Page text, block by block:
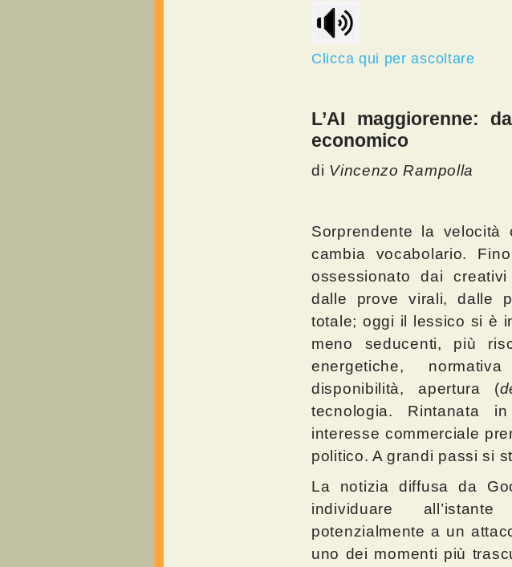
Clicca qui per ascoltare
L’AI maggiorenne:
economico
di Vincenzo Rampolla
Sorprendente la velocità
cambia vocabolario.
ossessionato dai
dalle prove virali, dalle
totale; oggi il lessico si è
meno seducenti, più
energetiche, normativa
disponibilità, apertura (
tecnologia. Rintanata
interesse commerciale
politico. A grandi passi si
La notizia diffusa da
individuare
potenzialmente a un
uno dei momenti più